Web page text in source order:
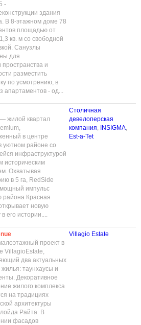
-
здания
В 8-этажном доме 78
площадью от
кв. м со свободной
Санузлы
для
пространства и
разместить
по усмотрению, в
апартаментов - од...
жилой квартал
в центре
уютном районе со
инфраструктурой
историческим
Охватывая
в 5 га, RedSide
импульс
района Красная
новую
его истории....
Столичная
девелоперская
компания, INSIGMA,
Est-a-Tet
проект в
VillagioEstate,
два актуальных
таунхаусы и
Декоративное
жилого комплекса
на традициях
архитектуры
Райта. В
фасадов
Villagio Estate